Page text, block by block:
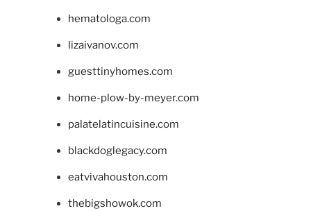
hematologa.com
lizaivanov.com
guesttinyhomes.com
home-plow-by-meyer.com
palatelatincuisine.com
blackdoglegacy.com
eatvivahouston.com
thebigshowok.com